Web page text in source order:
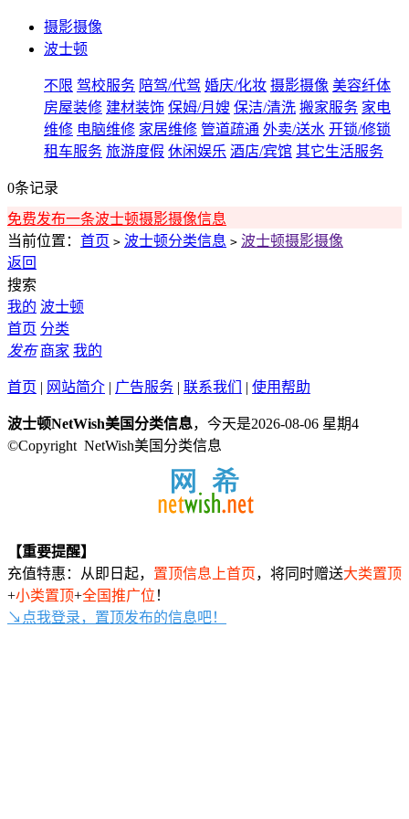
摄影摄像
波士顿
不限 驾校服务 陪驾/代驾 婚庆/化妆 摄影摄像 美容纤体
房屋装修 建材装饰 保姆/月嫂 保洁/清洗 搬家服务 家电
维修 电脑维修 家居维修 管道疏通 外卖/送水 开锁/修锁
租车服务 旅游度假 休闲娱乐 酒店/宾馆 其它生活服务
0条记录
免费发布一条波士顿摄影摄像信息
当前位置： 首页 > 波士顿分类信息 > 波士顿摄影摄像
返回
搜索
我的 波士顿
首页 分类
发布 商家 我的
首页 | 网站简介 | 广告服务 | 联系我们 | 使用帮助
波士顿NetWish美国分类信息，今天是2026-08-06 星期4
©Copyright NetWish美国分类信息
【重要提醒】
充值特惠：从即日起， 置顶信息上首页，将同时赠送大类置顶
+小类置顶+全国推广位 ！
↘点我登录，置顶发布的信息吧！